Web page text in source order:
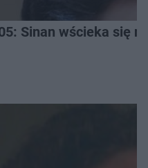
Sinan wścieka się